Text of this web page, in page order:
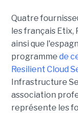
Quatre
les français Etix,
ainsi que
programme de
Resilient Cloud
Infrastructure
association
représente les